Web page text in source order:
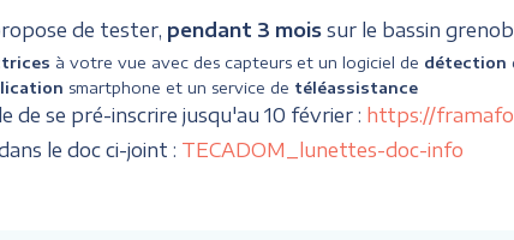
de tester, pendant 3 moissur le bassin
à votre vue avec des capteurs et un logiciel de détection
smartphone et un service de téléassistance
de se pré-inscrire jusqu'au 10 février : https://
le doc ci-joint : TECADOM_lunettes-doc-info